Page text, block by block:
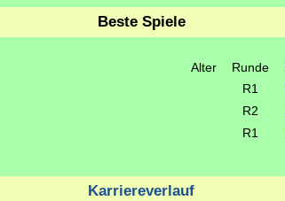
Beste Spiele
Alter Runde
R1
R2
R1
Karriereverlauf